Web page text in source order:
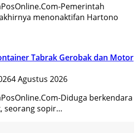
Pemerintah
menonaktifan Hartono
Tabrak Gerobak dan Motor
4 Agustus 2026
Diduga berkendara
seorang sopir…